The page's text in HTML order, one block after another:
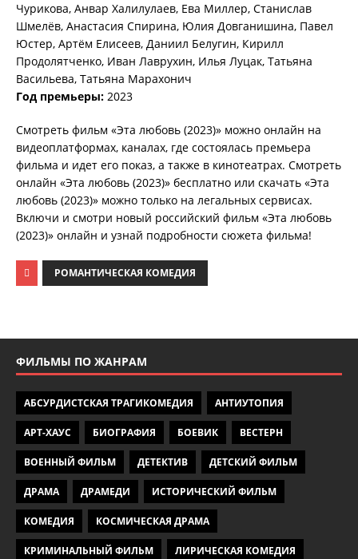
Чурикова, Анвар Халилулаев, Ева Миллер, Станислав
Шмелёв, Анастасия Спирина, Юлия Довганишина, Павел
Юстер, Артём Елисеев, Даниил Белугин, Кирилл
Продолятченко, Иван Лаврухин, Илья Луцак, Татьяна
Васильева, Татьяна Марахонич
Год премьеры: 2023
Смотреть фильм «Эта любовь (2023)» можно онлайн на
видеоплатформах, каналах, где состоялась премьера
фильма и идет его показ, а также в кинотеатрах. Смотреть
онлайн «Эта любовь (2023)» бесплатно или скачать «Эта
любовь (2023)» можно только на легальных сервисах.
Включи и смотри новый российский фильм «Эта любовь
(2023)» онлайн и узнай подробности сюжета фильма!
РОМАНТИЧЕСКАЯ КОМЕДИЯ
ФИЛЬМЫ ПО ЖАНРАМ
АБСУРДИСТСКАЯ ТРАГИКОМЕДИЯ АНТИУТОПИЯ
АРТ-ХАУС БИОГРАФИЯ БОЕВИК ВЕСТЕРН
ВОЕННЫЙ ФИЛЬМ ДЕТЕКТИВ ДЕТСКИЙ ФИЛЬМ
ДРАМА ДРАМЕДИ ИСТОРИЧЕСКИЙ ФИЛЬМ
КОМЕДИЯ КОСМИЧЕСКАЯ ДРАМА
КРИМИНАЛЬНЫЙ ФИЛЬМ ЛИРИЧЕСКАЯ КОМЕДИЯ